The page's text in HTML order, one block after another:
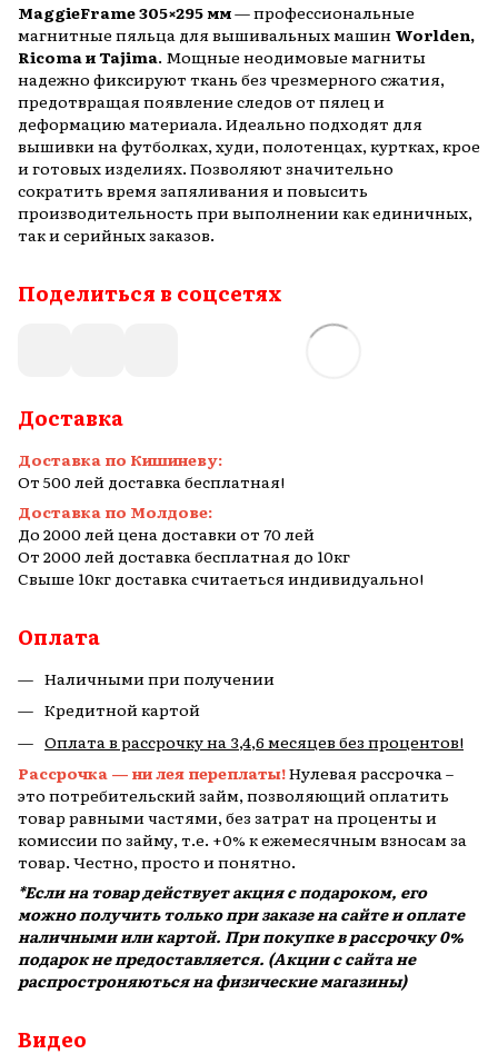
MaggieFrame 305×295 мм— профессиональные
магнитные пяльца для вышивальных машин Worlden,
Ricoma и Tajima. Мощные неодимовые магниты
надежно фиксируют ткань без чрезмерного сжатия,
предотвращая появление следов от пялец и
деформацию материала. Идеально подходят для
вышивки на футболках, худи, полотенцах, куртках, крое
и готовых изделиях. Позволяют значительно
сократить время запяливания и повысить
производительность при выполнении как единичных,
так и серийных заказов.
Поделиться в соцсетях
Доставка
Доставка по Кишиневу:
От 500 лей доставка бесплатная!
Доставка по Молдове:
До 2000 лей цена доставки от 70 лей
От 2000 лей доставка бесплатная до 10кг
Свыше 10кг доставка считаеться индивидуально!
Оплата
Наличными при получении
Кредитной картой
Оплата в рассрочку на 3,4,6 месяцев без процентов!
Рассрочка — ни лея переплаты!Нулевая рассрочка –
это потребительский займ, позволяющий оплатить
товар равными частями, без затрат на проценты и
комиссии по займу, т.е. +0% к ежемесячным взносам за
товар. Честно, просто и понятно.
*Если на товар действует акция с подароком, его
можно получить только при заказе на сайте и оплате
наличными или картой. При покупке в рассрочку 0%
подарок не предоставляется. (Акции с сайта не
распростроняються на физические магазины)
Видео